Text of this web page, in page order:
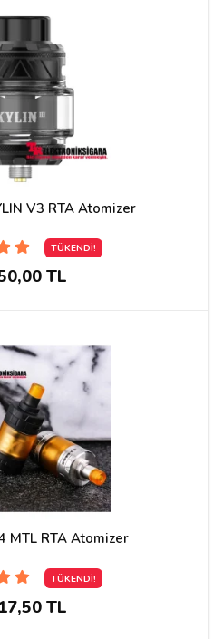
V3 RTA Atomizer
TÜKENDİ!
TL
MTL RTA Atomizer
TÜKENDİ!
TL